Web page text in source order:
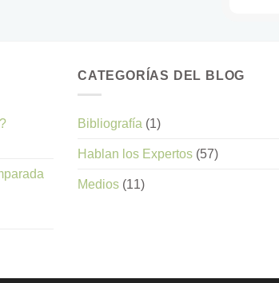
CATEGORÍAS DEL BLOG
Bibliografía (1)
Hablan los Expertos (57)
Medios (11)